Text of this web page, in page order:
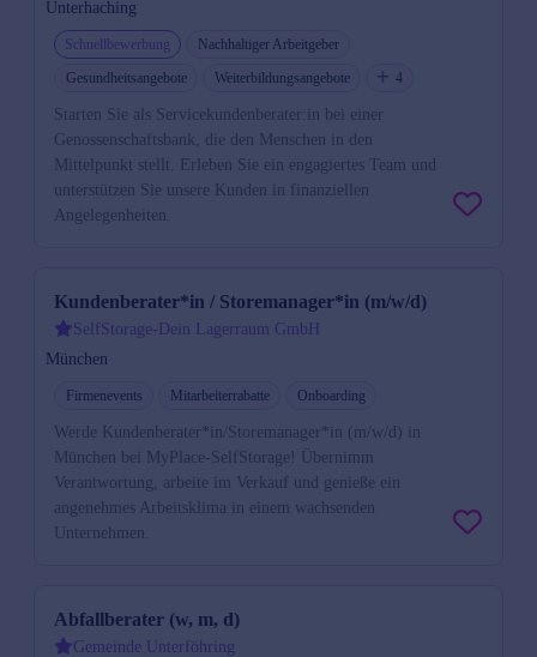
Unterhaching
Schnellbewerbung
Nachhaltiger Arbeitgeber
Gesundheitsangebote
Weiterbildungsangebote 4
Starten Sie als Servicekundenberater:in bei einer
Genossenschaftsbank, die den Menschen in den
Mittelpunkt stellt. Erleben Sie ein engagiertes Team und
unterstützen Sie unsere Kunden in finanziellen
Angelegenheiten.
Kundenberater*in / Storemanager*in (m/w/d)
SelfStorage-Dein Lagerraum GmbH
München
Firmenevents Mitarbeiterrabatte Onboarding
Werde Kundenberater*in/Storemanager*in (m/w/d) in
München bei MyPlace-SelfStorage! Übernimm
Verantwortung, arbeite im Verkauf und genieße ein
angenehmes Arbeitsklima in einem wachsenden
Unternehmen.
Abfallberater (w, m, d)
Gemeinde Unterföhring